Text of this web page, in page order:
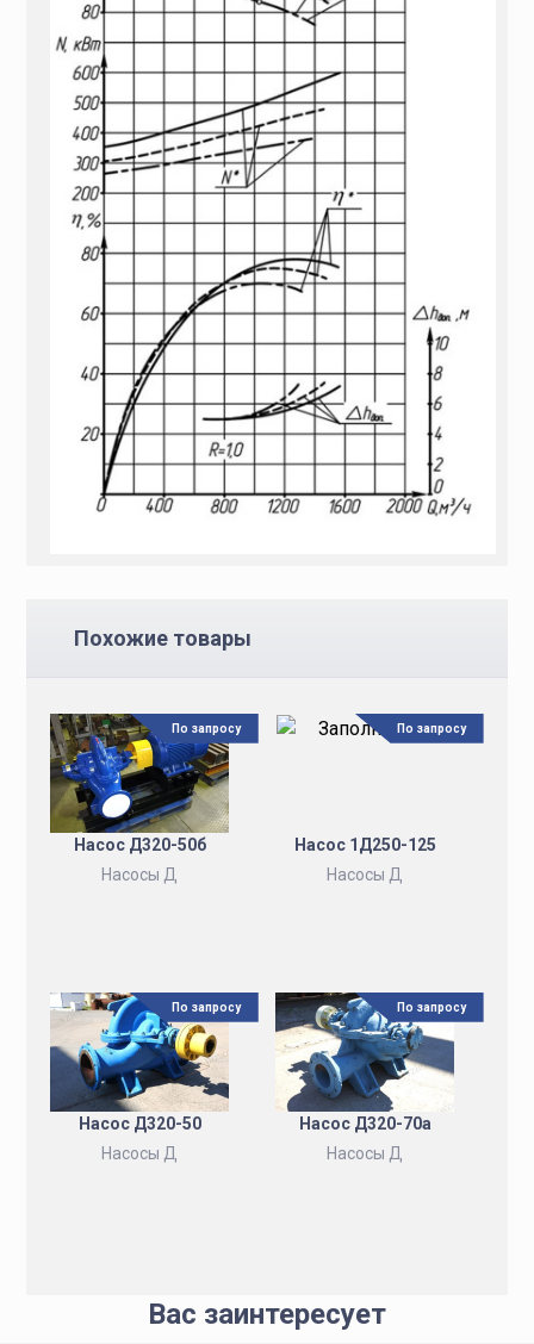
Похожие товары
Насос Д320-50б
Насосы Д
По запросу
Насос 1Д250-125
Насосы Д
По запросу
Насос Д320-50
Насосы Д
По запросу
Насос Д320-70а
Насосы Д
По запросу
Вас заинтересует